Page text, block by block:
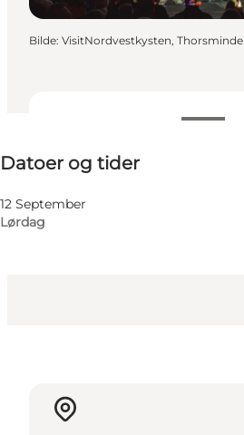
Datoer og tider
12 September
Lørdag
Gratis
Besøk nettside
Bilde: VisitNordvestkysten, Thorsminde